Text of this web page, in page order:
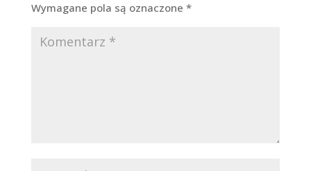
Wymagane pola są oznaczone *